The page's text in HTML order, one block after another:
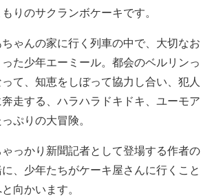
りのサクランボケーキです。
ゃんの家に行く列車の中で、大切なお
た少年エーミール。都会のベルリンっ
て、知恵をしぼって協力し合い、犯人
走する、ハラハラドキドキ、ユーモア
ぷりの大冒険。
っかり新聞記者として登場する作者の
、少年たちがケーキ屋さんに行くこと
と向かいます。